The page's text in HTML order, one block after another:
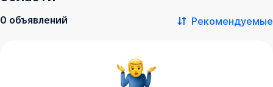
0 объявлений Рекомендуемые